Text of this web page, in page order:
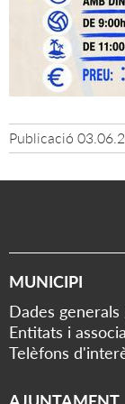
Publicació
MUNICIPI
Dades generals
Entitats i
Telèfons